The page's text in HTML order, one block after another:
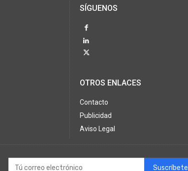
SÍGUENOS
OTROS ENLACES
Contacto
Publicidad
Aviso Legal
Suscríbete